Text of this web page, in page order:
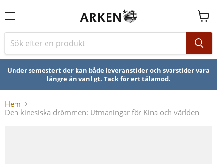
Se
Under semestertider kan både leveranstider och svarstider vara
längre än vanligt. Tack för ert tålamod.
Hem
Den kinesiska drömmen: Utmaningar för Kina och världen